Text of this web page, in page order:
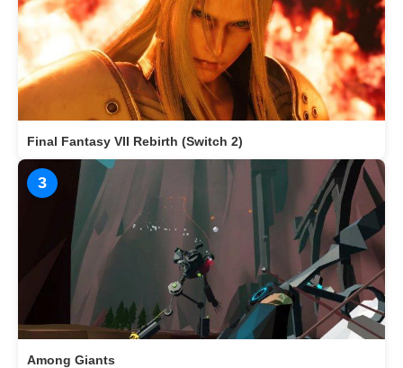
Final Fantasy VII Rebirth (Switch 2)
3
Among Giants